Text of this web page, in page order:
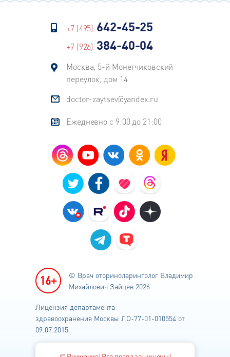
+7 (495) 642-45-25
+7 (926) 384-40-04
Москва, 5-й Монетчиковский
переулок, дом 14
doctor-zaytsev@yandex.ru
Ежедневно с 9:00 до 21:00
© Врач оториноларинголог Владимир
Михайлович Зайцев 2026
Лицензия департамента
здравоохранения Москвы ЛО-77-01-010554 от
09.07.2015